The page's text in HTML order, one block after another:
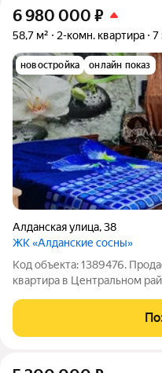
6 980 000 ₽
58,7 м² 2-комн. квартира 7
новостройка онлайн показ
Алданская улица,38
ЖК «Алданские сосны»
Код объекта: 1389476.
квартира в Центральном
аренду! Шикарная
квартира. Автономное